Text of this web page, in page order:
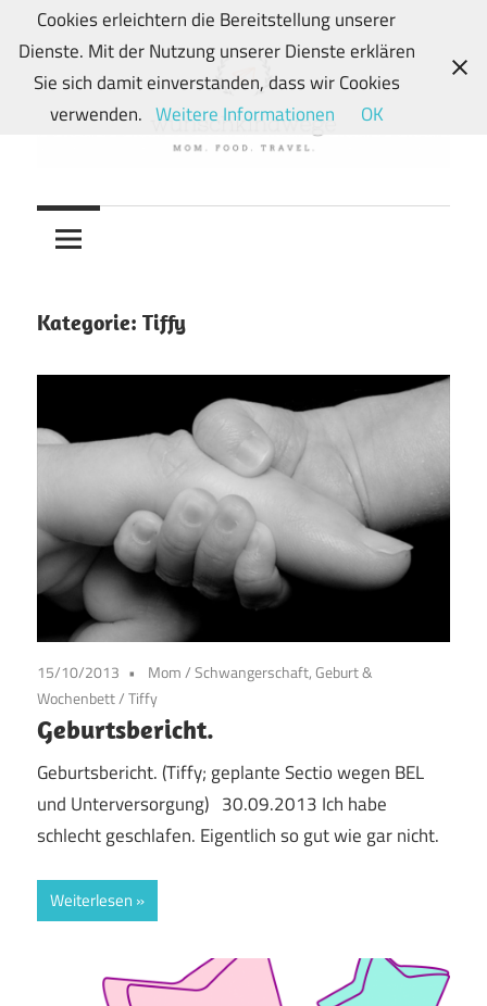
Zum
Inhalt
springen
wunschkindwege
Wunschkindern
und
Mein
und
Kategorie: Tiffy
15/10/2013 Mom/Schwangerschaft, Geburt &
Wochenbett/Tiffy
Geburtsbericht.
Geburtsbericht. (Tiffy; geplante Sectio wegen BEL
und Unterversorgung) 30.09.2013 Ich habe
schlecht geschlafen. Eigentlich so gut wie gar nicht.
Weiterlesen
Cookies erleichtern die Bereitstellung unserer
Dienste. Mit der Nutzung unserer Dienste erklären
Sie sich damit einverstanden, dass wir Cookies
verwenden. Weitere Informationen OK